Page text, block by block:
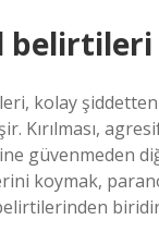
kolay
Kırılması,
güvenmeden
koymak,